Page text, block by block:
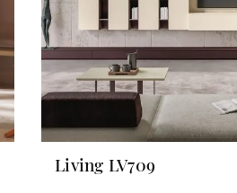
Living LV709